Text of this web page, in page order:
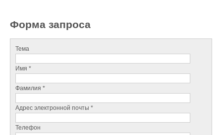
Форма запроса
Тема
Имя *
Фамилия *
Адрес электронной почты *
Телефон